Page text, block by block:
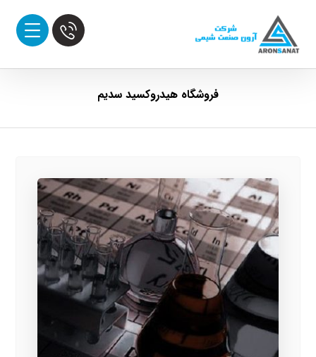
فروشگاه هیدروکسید سدیم